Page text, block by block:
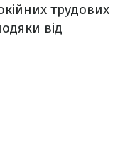
трудових
від